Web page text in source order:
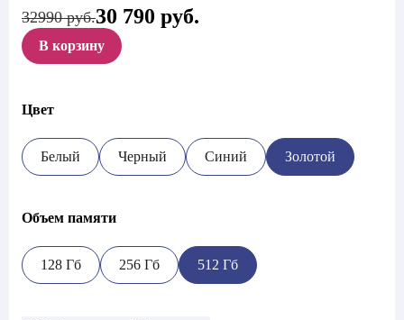
32990 руб.Первоначальная
цена
составляла
30 790 руб.
В корзину
Цвет
Белый Черный Синий Золотой
Объем памяти
128 Гб 256 Гб 512 Гб